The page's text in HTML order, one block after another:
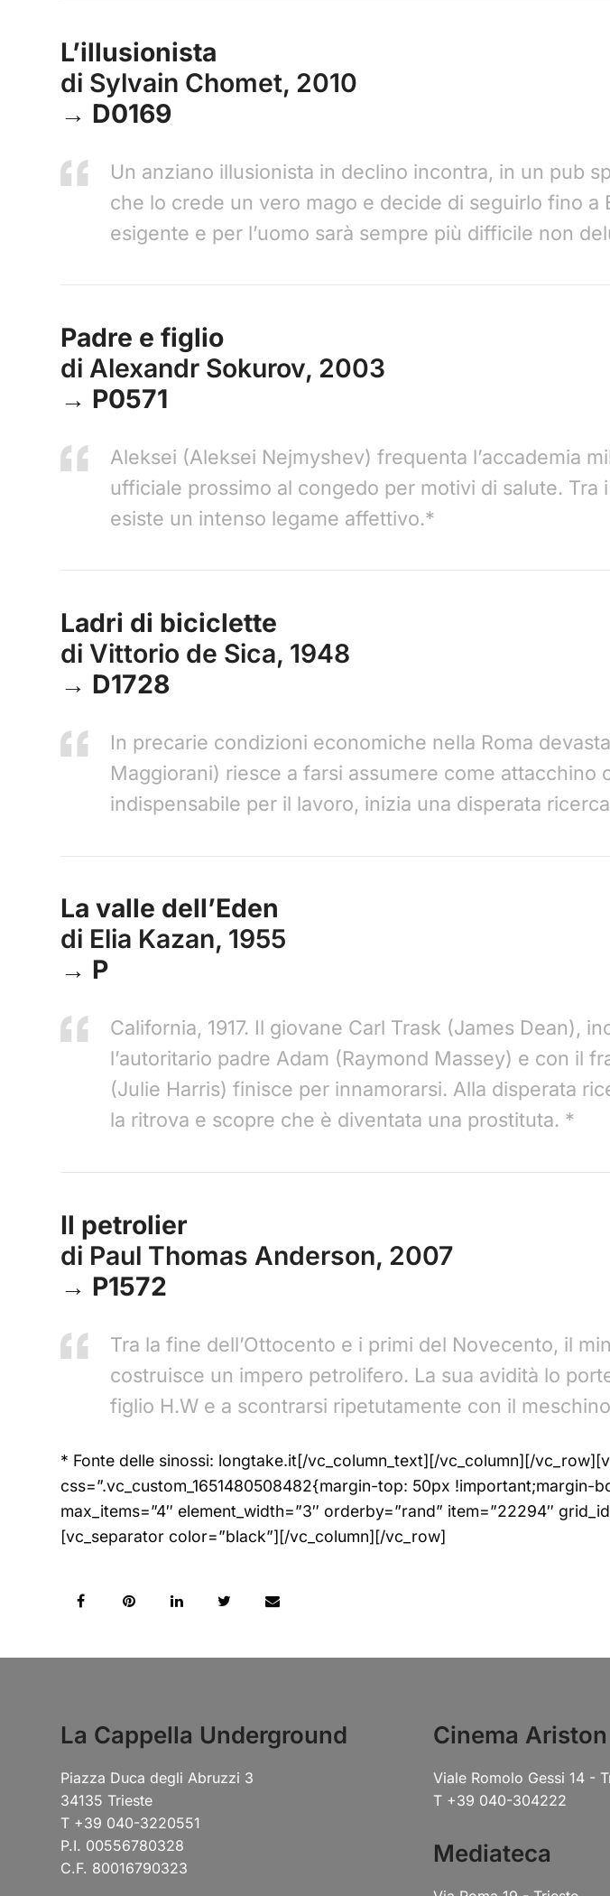
L’illusionista
di Sylvain Chomet, 2010
→ D0169
Un anziano illusionista in declino incontra, in un pub
che lo crede un vero mago e decide di seguirlo fino
esigente e per l’uomo sarà sempre più difficile non
Padre e figlio
di Alexandr Sokurov, 2003
→ P0571
Aleksei (Aleksei Nejmyshev) frequenta l’accademia
ufficiale prossimo al congedo per motivi di salute.
esiste un intenso legame affettivo.*
Ladri di biciclette
di Vittorio de Sica, 1948
→ D1728
In precarie condizioni economiche nella Roma
Maggiorani) riesce a farsi assumere come
indispensabile per il lavoro, inizia una disperata
La valle dell’Eden
di Elia Kazan, 1955
→ P
California, 1917. Il giovane Carl Trask (James Dean),
l’autoritario padre Adam (Raymond Massey) e con il
(Julie Harris) finisce per innamorarsi. Alla disperata
la ritrova e scopre che è diventata una prostituta. *
Il petrolier
di Paul Thomas Anderson, 2007
→ P1572
Tra la fine dell’Ottocento e i primi del Novecento, il
costruisce un impero petrolifero. La sua avidità lo
figlio H.W e a scontrarsi ripetutamente con il
* Fonte delle sinossi: longtake.it[/vc_column_text][/vc_column][/
css=”.vc_custom_1651480508482{margin-top: 50px
max_items=”4″ element_width=”3″ orderby=”rand” item=”22294″
[vc_separator color=”black”][/vc_column][/vc_row]
La Cappella Underground
Piazza Duca degli Abruzzi 3
34135 Trieste
T +39 040-3220551
P.I. 00556780328
C.F. 80016790323
Cinema Ariston
Viale Romolo Gessi 14 -
T +39 040-304222
Mediateca